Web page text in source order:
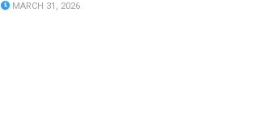
MARCH 31, 2026